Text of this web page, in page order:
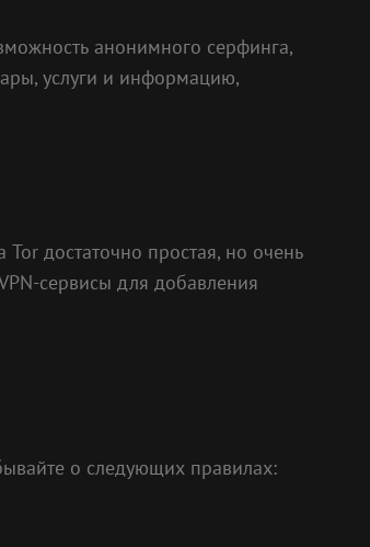
анонимного серфинга,
услуги и информацию,
достаточно простая, но очень
сервисы для добавления
о следующих правилах: